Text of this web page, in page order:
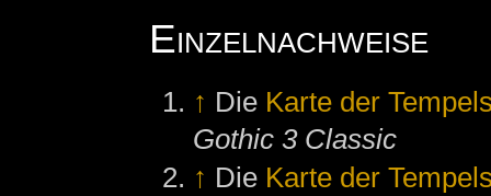
Einzelnachweise
↑ Die Karte der
Gothic 3 Classic
↑ Die Karte der